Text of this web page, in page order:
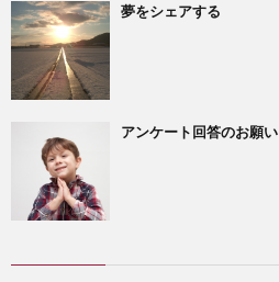
夢をシェアする
アンケート回答のお願い